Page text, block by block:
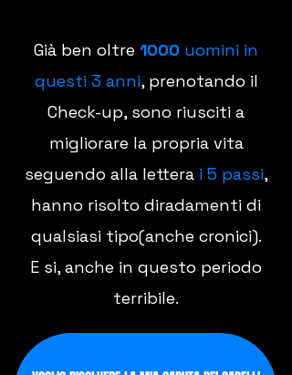
Già ben oltre 1000 uomini in
questi 3 anni, prenotando il
Check-up, sono riusciti a
migliorare la propria vita
seguendo alla lettera i 5 passi,
hanno risolto diradamenti di
qualsiasi tipo(anche cronici).
E si, anche in questo periodo
terribile.